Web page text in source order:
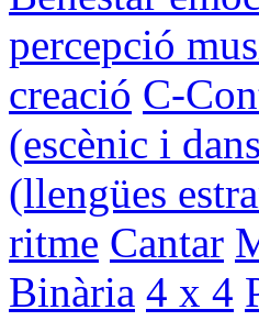
percepció
creació C-
(escènic i
(llengües
ritme Cantar
Binària 4 x 4